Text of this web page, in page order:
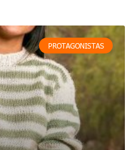
PROTAGONISTAS